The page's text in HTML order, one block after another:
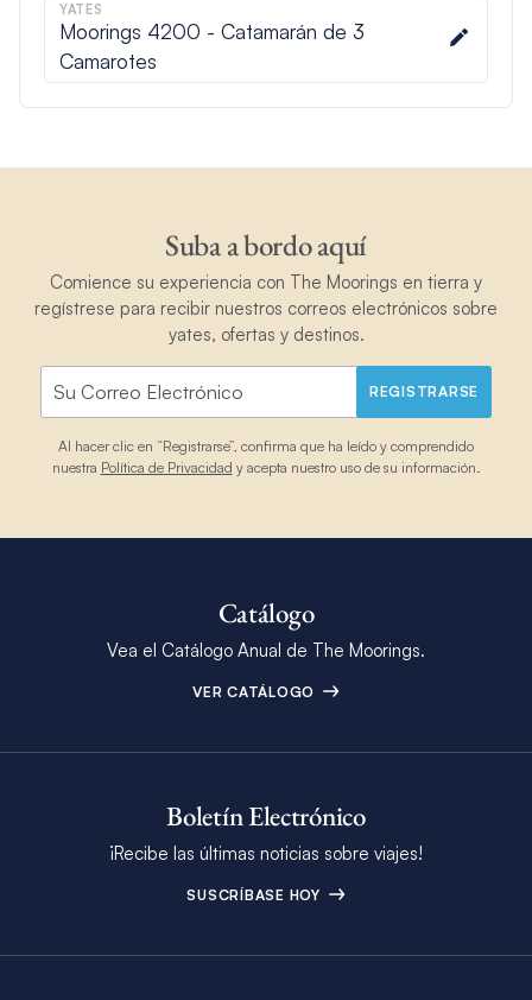
YATES
Moorings 4200 - Catamarán de 3
Camarotes
Suba a bordo aquí
Comience su experiencia con The Moorings en tierra y
regístrese para recibir nuestros correos electrónicos sobre
yates, ofertas y destinos.
REGISTRARSE
Al hacer clic en “Registrarse”, confirma que ha leído y comprendido
nuestra Política de Privacidad y acepta nuestro uso de su información.
Catálogo
Vea el Catálogo Anual de The Moorings.
VER CATÁLOGO
Boletín Electrónico
¡Recibe las últimas noticias sobre viajes!
SUSCRÍBASE HOY